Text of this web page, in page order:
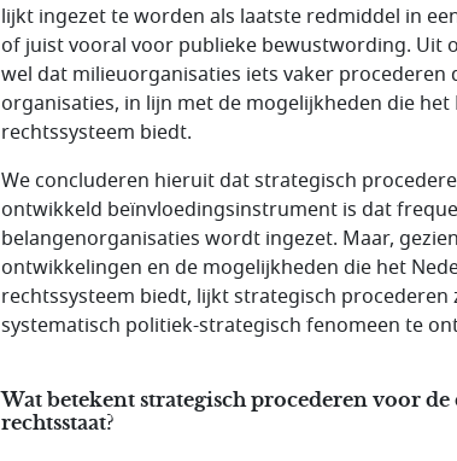
lijkt ingezet te worden als laatste redmiddel in
of juist vooral voor publieke bewustwording. Uit
wel dat milieuorganisaties iets vaker procederen
organisaties, in lijn met de mogelijkheden die het
rechtssysteem biedt.
We concluderen hieruit dat strategisch
ontwikkeld beïnvloedingsinstrument is dat
belangenorganisaties wordt ingezet. Maar,
ontwikkelingen en de mogelijkheden die het
rechtssysteem biedt, lijkt strategisch procederen
systematisch politiek-strategisch fenomeen te
Wat betekent strategisch procederen voor
rechtsstaat?